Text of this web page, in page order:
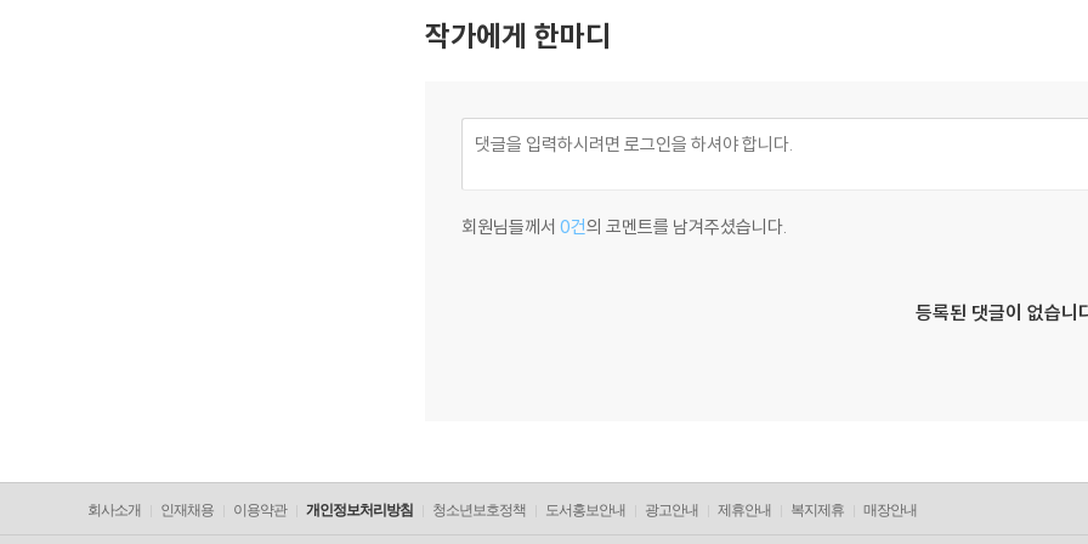
작가에게 한마디
회원님들께서 0건의 코멘트를 남겨주셨습니다.
등록된 댓글이 없습니
회사소개 인재채용 이용약관 개인정보처리방침 청소년보호정책 도서홍보안내 광고안내 제휴안내 복지제휴 매장안내